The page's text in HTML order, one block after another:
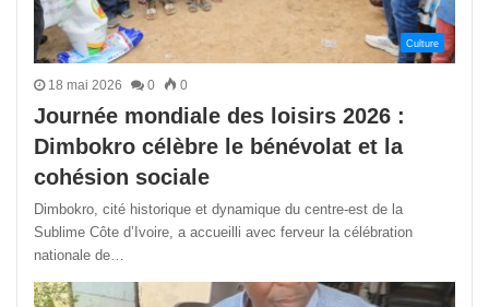
Culture
18 mai 2026 0 0
Journée mondiale des loisirs 2026 :
Dimbokro célèbre le bénévolat et la
cohésion sociale
Dimbokro, cité historique et dynamique du centre-est de la
Sublime Côte d’Ivoire, a accueilli avec ferveur la célébration
nationale de…